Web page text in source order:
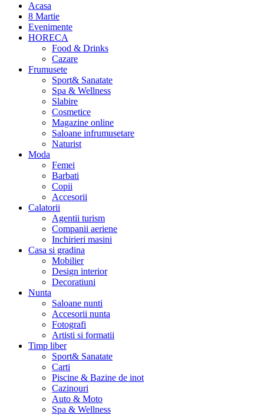
Acasa
8 Martie
Evenimente
HORECA
Food & Drinks
Cazare
Frumusete
Sport& Sanatate
Spa & Wellness
Slabire
Cosmetice
Magazine online
Saloane infrumusetare
Naturist
Moda
Femei
Barbati
Copii
Accesorii
Calatorii
Agentii turism
Companii aeriene
Inchirieri masini
Casa si gradina
Mobilier
Design interior
Decoratiuni
Nunta
Saloane nunti
Accesorii nunta
Fotografi
Artisti si formatii
Timp liber
Sport& Sanatate
Carti
Piscine & Bazine de inot
Cazinouri
Auto & Moto
Spa & Wellness